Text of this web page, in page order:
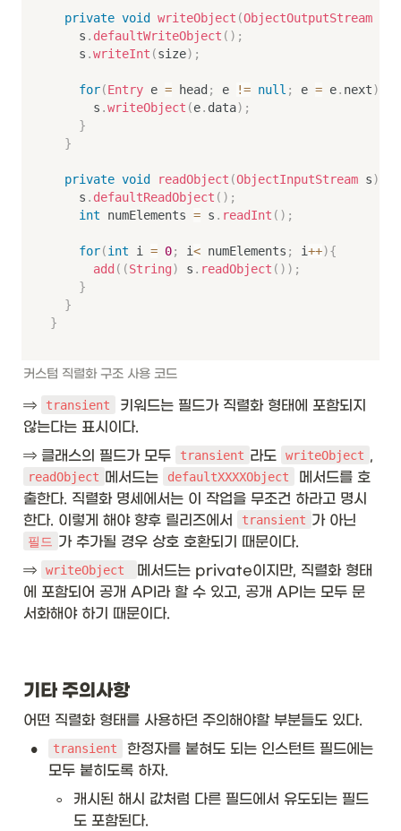
private void writeObject (ObjectOutputStream
		s
. defaultWriteObject ( ) ;
		s
.writeInt (size) ;
for(Entry e = head ; e != null ; e = e. next)
			s
.writeObject (e. data) ;
}
}
private void readObject (ObjectInputStream s)
		s
. defaultReadObject ( ) ;
int numElements = s . readInt ( ) ;
for(int i = 0; i< numElements ; i++){
add ( (String) s . readObject ( ) ) ;
}
}
}
커스텀 직렬화 구조 사용 코드
⇒ transient
키워드는 필드가 직렬화 형태에 포함되지
않는다는 표시이다.
⇒ 클래스의 필드가 모두
transient 라도 writeObject
readObject 메서드는 defaultXXXXObject
메서드를 호
출한다. 직렬화 명세에서는 이 작업을 무조건 하라고 명시
한다. 이렇게 해야 향후 릴리즈에서
transient
필드 가 추가될 경우 상호 호환되기 때문이다.
⇒
writeObject
메서드는 private이지만, 직렬화 형태
에 포함되어 공개 API라 할 수 있고, 공개 API는 모두 문
서화해야 하기 때문이다.
기타 주의사항
어떤 직렬화 형태를 사용하던 주의해야할 부분들도 있다.
• transient
한정자를 붙혀도 되는 인스턴트 필드에는
모두 붙히도록 하자.
◦
캐시된 해시 값처럼 다른 필드에서 유도되는 필드
도 포함된다.